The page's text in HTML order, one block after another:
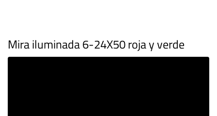
Mira iluminada 6-24X50 roja y verde